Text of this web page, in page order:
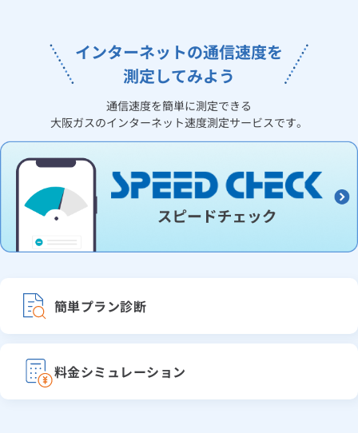
インターネットの通信速度を
測定してみよう
通信速度を簡単に測定できる
大阪ガスのインターネット速度測定サービスです。
簡単プラン診断
料金シミュレーション